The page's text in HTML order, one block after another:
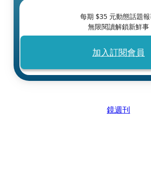
每期 $35 元動態話題
無限閱讀解鎖新鮮事
加入訂閱會員
鏡週刊